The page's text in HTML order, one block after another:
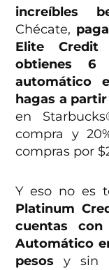
increíbles
Chécate,
Elite Credit
obtienes 6
automático
hagas a
en
compra y
compras por
Y eso no es
Platinum
cuentas
Automático
pesos y sin